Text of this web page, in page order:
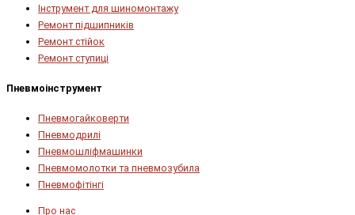
Інструмент для шиномонтажу
Ремонт підшипників
Ремонт стійок
Ремонт ступиці
Пневмоінструмент
Пневмогайковерти
Пневмодрилі
Пневмошліфмашинки
Пневмомолотки та пневмозубила
Пневмофітінгі
Про нас